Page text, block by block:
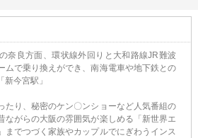
奈良方面、環状線外回りと大和路線JR難波
ムで乗り換えができ、南海電車や地下鉄との
今宮駅」
たり、秘密のケン〇ンショーなど人気番組の
ながらの大阪の雰囲気が楽しめる「新世界エ
までつづく家族やカップルでにぎわうインス